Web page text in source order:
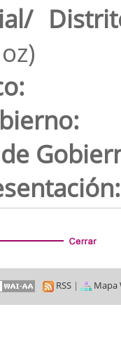
RSS| Mapa